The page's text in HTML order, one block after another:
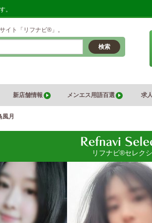
。
イト「リフナビ®」。
検索
新店舗情報
メンエス用語百選 求
風月
リフナビ®セレク